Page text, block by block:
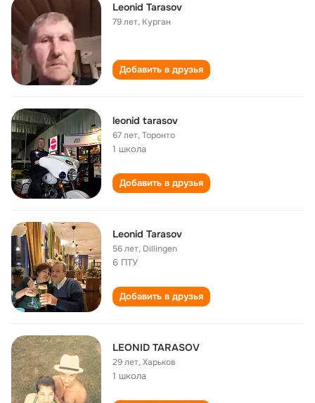
Leonid Tarasov
79 лет, Курган
Добавить в друзья
leonid tarasov
67 лет,Торонто
1 школа
Добавить в друзья
Leonid Tarasov
56 лет, Dillingen
6 ПТУ
Добавить в друзья
LEONID TARАSOV
29 лет,Харьков
1 школа